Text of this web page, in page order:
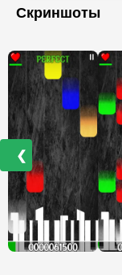
Скриншоты
❮